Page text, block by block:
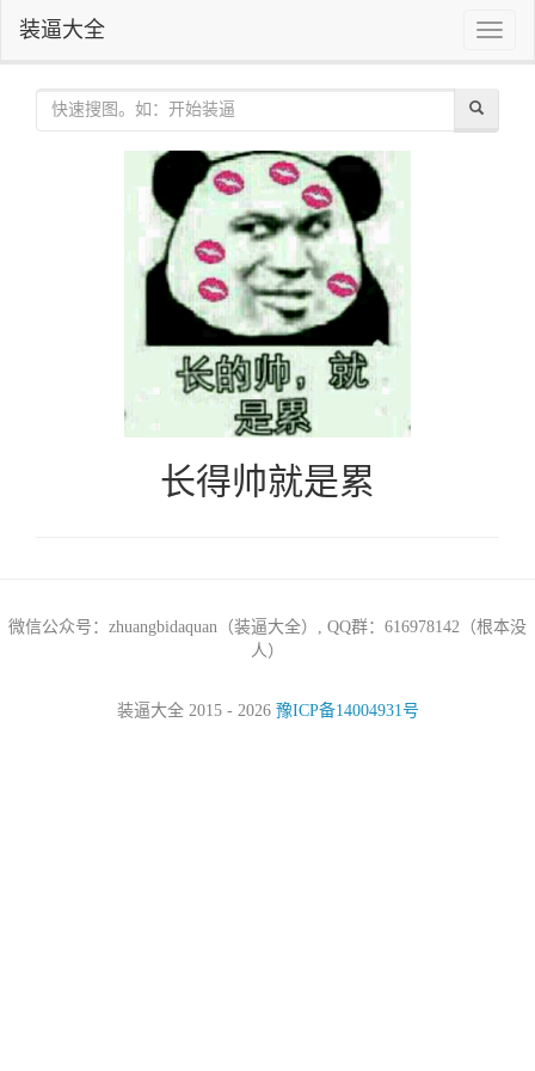
Toggle
装逼大全
长得帅就是累
微信公众号：zhuangbidaquan（装逼大全）, QQ群：616978142（根本没
人）
装逼大全 2015 - 2026 豫ICP备14004931号